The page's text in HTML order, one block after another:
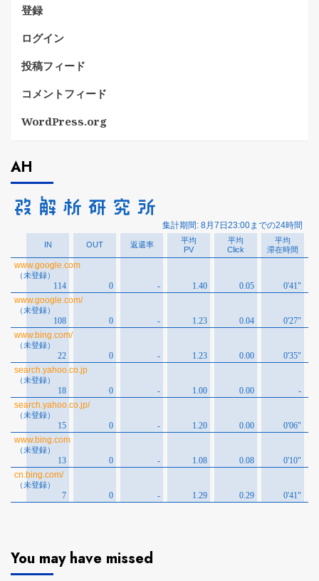
登録
ログイン
投稿フィード
コメントフィード
WordPress.org
AH
You may have missed